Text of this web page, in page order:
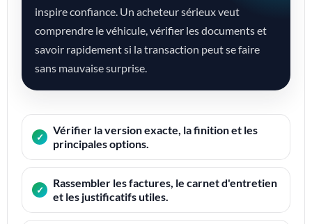
inspire confiance. Un acheteur sérieux veut
comprendre le véhicule, vérifier les documents et
savoir rapidement si la transaction peut se faire
sans mauvaise surprise.
Vérifier la version exacte, la finition et les
principales options.
Rassembler les factures, le carnet d'entretien
et les justificatifs utiles.